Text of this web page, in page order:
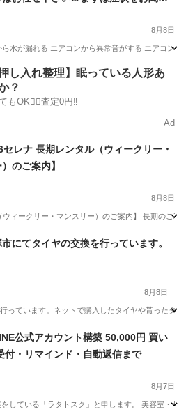
8月8日
水が漏れる エアコンから異常音がする エアコン
その他し入れ整理】眠っている人形あ
？
もOK🙆‍♀️査定0円‼️
Ad
セレナ 長期レンタル（ウィークリー・
のご案内】
8月8日
ウィークリー・マンスリー）のご案内】 長期のご
その他 月額
にてタイヤの交換を行っています。
8月8日
っています。ネットで購入したタイヤや貰った
その他 福岡 その他 タイヤ
公式アカウント構築 50,000円 買い
付・リマインド・自動返信まで
8月7日
している「ラタトスク」と申します。 美容室・